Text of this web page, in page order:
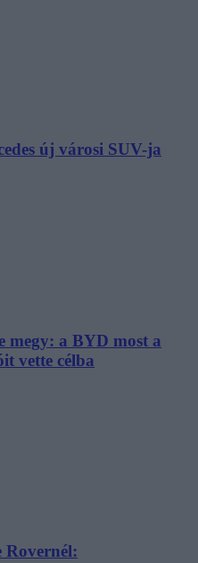
új városi SUV-ja
megy: a BYD most a
vette célba
Rovernél: